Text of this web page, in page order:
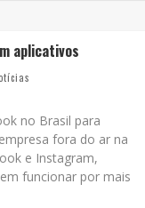
Usecorp consolida a 'economia do uso' no B2B brasileiro, vira S.A. e impulsiona expansão com novo fundo estruturado
aplicativos
no Brasil para
fora do ar na
e Instagram,
funcionar por mais